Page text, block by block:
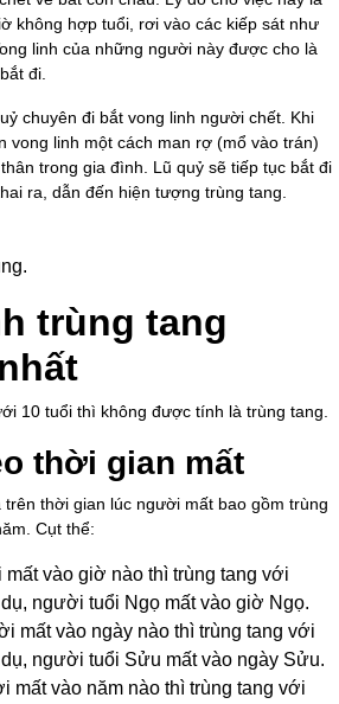
không hợp tuổi, rơi vào các kiếp sát như
linh của những người này được cho là
đi.
chuyên đi bắt vong linh người chết. Khi
vong linh một cách man rợ (mổ vào trán)
trong gia đình. Lũ quỷ sẽ tiếp tục bắt đi
ra, dẫn đến hiện tượng trùng tang.
trùng tang
10 tuổi thì không được tính là trùng tang.
thời gian mất
thời gian lúc người mất bao gồm trùng
Cụt thể:
vào giờ nào thì trùng tang với
người tuổi Ngọ mất vào giờ Ngọ.
mất vào ngày nào thì trùng tang với
người tuổi Sửu mất vào ngày Sửu.
mất vào năm nào thì trùng tang với